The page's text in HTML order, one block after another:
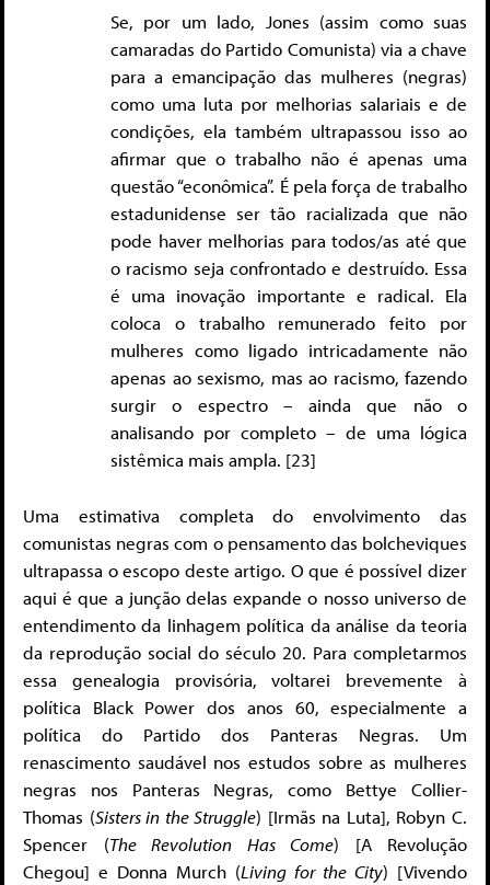
Se, por um lado, Jones (assim como suas
camaradas do Partido Comunista) via a chave
para a emancipação das mulheres (negras)
como uma luta por melhorias salariais e de
condições, ela também ultrapassou isso ao
afirmar que o trabalho não é apenas uma
questão “econômica”. É pela força de trabalho
estadunidense ser tão racializada que não
pode haver melhorias para todos/as até que
o racismo seja confrontado e destruído. Essa
é uma inovação importante e radical. Ela
coloca o trabalho remunerado feito por
mulheres como ligado intricadamente não
apenas ao sexismo, mas ao racismo, fazendo
surgir o espectro – ainda que não o
analisando por completo – de uma lógica
sistêmica mais ampla. [23]
Uma estimativa completa do envolvimento das
comunistas negras com o pensamento das bolcheviques
ultrapassa o escopo deste artigo. O que é possível dizer
aqui é que a junção delas expande o nosso universo de
entendimento da linhagem política da análise da teoria
da reprodução social do século 20. Para completarmos
essa genealogia provisória, voltarei brevemente à
política Black Power dos anos 60, especialmente a
política do Partido dos Panteras Negras. Um
renascimento saudável nos estudos sobre as mulheres
negras nos Panteras Negras, como Bettye Collier-
Thomas (Sisters in the Struggle) [Irmãs na Luta], Robyn C.
Spencer (The Revolution Has Come) [A Revolução
Chegou] e Donna Murch (Living for the City) [Vivendo